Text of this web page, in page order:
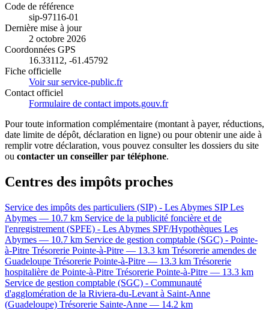
Code de référence
sip-97116-01
Dernière mise à jour
2 octobre 2026
Coordonnées GPS
16.33112, -61.45792
Fiche officielle
Voir sur service-public.fr
Contact officiel
Formulaire de contact impots.gouv.fr
Pour toute information complémentaire (montant à payer, réductions,
date limite de dépôt, déclaration en ligne) ou pour obtenir une aide à
remplir votre déclaration, vous pouvez consulter les dossiers du site
ou contacter un conseiller par téléphone.
Centres des impôts proches
Service des impôts des particuliers (SIP) - Les Abymes SIP Les
Abymes — 10.7 km Service de la publicité foncière et de
l'enregistrement (SPFE) - Les Abymes SPF/Hypothèques Les
Abymes — 10.7 km Service de gestion comptable (SGC) - Pointe-
à-Pitre Trésorerie Pointe-à-Pitre — 13.3 km Trésorerie amendes de
Guadeloupe Trésorerie Pointe-à-Pitre — 13.3 km Trésorerie
hospitalière de Pointe-à-Pitre Trésorerie Pointe-à-Pitre — 13.3 km
Service de gestion comptable (SGC) - Communauté
d'agglomération de la Riviera-du-Levant à Saint-Anne
(Guadeloupe) Trésorerie Sainte-Anne — 14.2 km